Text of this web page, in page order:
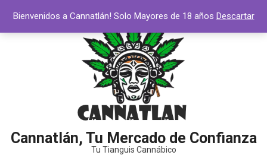
contenido
Cannatlán, Tu Mercado de Confianza
Tu Tianguis Cannábico
Bienvenidos a Cannatlán! Solo Mayores de 18 años Descartar